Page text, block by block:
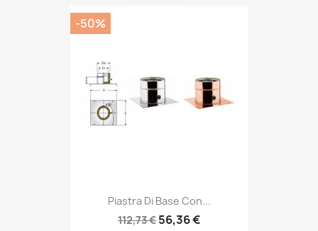
Piastra Di Base Con...
112,73 € 56,36 €
-50%